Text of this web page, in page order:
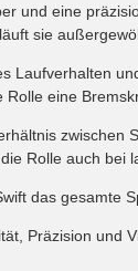
und eine
sie
Laufverhalten
eine
Rolle auch bei
das gesamte
Präzision und